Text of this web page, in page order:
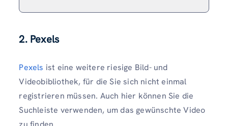
2. Pexels
Pexels ist eine weitere riesige Bild- und
Videobibliothek, für die Sie sich nicht einmal
registrieren müssen. Auch hier können Sie die
Suchleiste verwenden, um das gewünschte Video